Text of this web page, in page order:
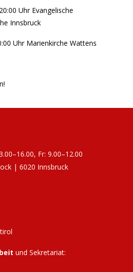
Uhr Evangelische
Innsbruck
Uhr Marienkirche Wattens
Fr: 9.00–12.00
| 6020 Innsbruck
und Sekretariat: